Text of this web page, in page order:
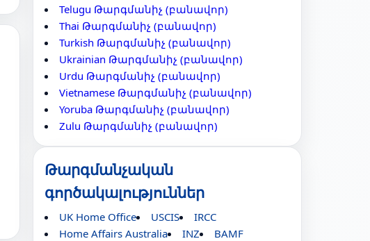
Telugu Թարգմանիչ (բանավոր)
Thai Թարգմանիչ (բանավոր)
Turkish Թարգմանիչ (բանավոր)
Ukrainian Թարգմանիչ (բանավոր)
Urdu Թարգմանիչ (բանավոր)
Vietnamese Թարգմանիչ (բանավոր)
Yoruba Թարգմանիչ (բանավոր)
Zulu Թարգմանիչ (բանավոր)
Թարգմանչական
գործակալություններ
UK Home Office USCIS
IRCC
Home Affairs Australia
INZ
BAMF